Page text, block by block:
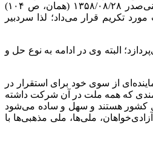
گردم با ایشان در میان بگذارید؛ البته ترتیبی داده شود که ایشان تلفنی در دسترس داشته باشند که هر وقت کاری بود وسیله ایشان به اطلاع شما برسد. ابوالحسن بنی‌صدر ۲۸/‏۰۸/‏۱۳۵۸‬ (همان، ص ۱۰۴)
تکریم قرار می‌داد؛ لذا سردبیر
البته وی در ادامه به نوع حل و
از سوی خود برای استقرار در
که همه ملت در آن شرکت داشته
اجازه دولت در داخل کشور هستند و سهل و ساده می‌شود
ملی‌ها، ملی مذهبی‌ها با